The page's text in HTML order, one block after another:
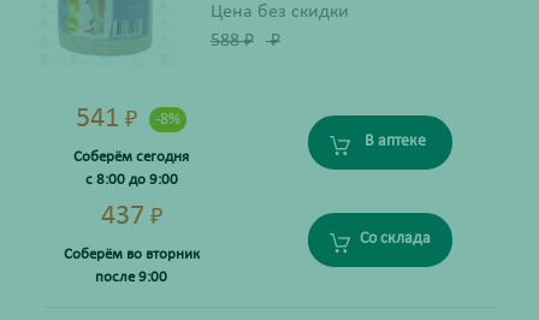
Цена без скидки
588₽ ₽
541 ₽ -8%
Соберём сегодня
с 8:00 до 9:00
В аптеке
437 ₽
Соберём во вторник
после 9:00
Со склада